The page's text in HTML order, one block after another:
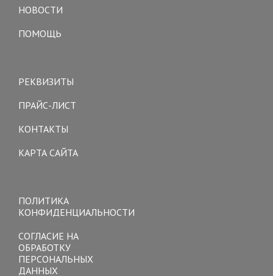
НОВОСТИ
ПОМОЩЬ
РЕКВИЗИТЫ
ПРАЙС-ЛИСТ
КОНТАКТЫ
КАРТА САЙТА
ПОЛИТИКА
КОНФИДЕНЦИАЛЬНОСТИ
СОГЛАСИЕ НА
ОБРАБОТКУ
ПЕРСОНАЛЬНЫХ
ДАННЫХ